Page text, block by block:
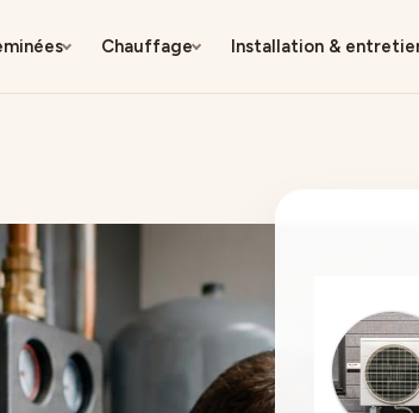
Chauffage Installation &